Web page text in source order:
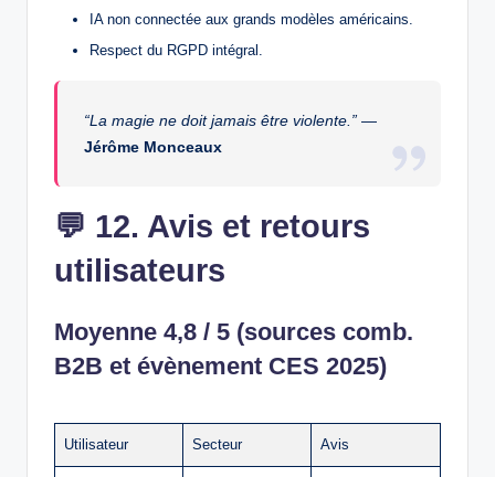
IA non connectée aux grands modèles américains.
Respect du RGPD intégral.
“La magie ne doit jamais être violente.” —
Jérôme Monceaux
💬 12. Avis et retours
utilisateurs
Moyenne 4,8 / 5 (sources comb.
B2B et évènement CES 2025)
Utilisateur Secteur Avis